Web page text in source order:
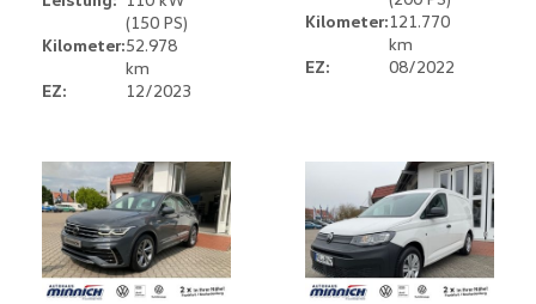
(150 PS)
Kilometer:52.978
km
EZ:
12/2023
Kilometer:121.770
km
EZ:
08/2022